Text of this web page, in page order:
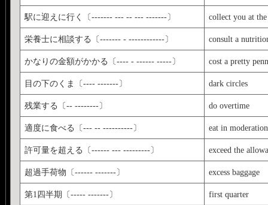
駅に迎えに行く〔------- --- -- --- -------〕 collect you at
栄養士に相談する〔------- - ------------〕 consult a
かなりの金額がかかる〔---- - ------ -----〕 cost a pretty
目の下のくま〔---- -------〕 dark circles
残業する〔-- --------〕 do overtime
適度に食べる〔--- -- ----------〕 eat in moderation
許可量を超える〔------ --- ---------〕 exceed the
超過手荷物〔------ -------〕 excess baggage
第1四半期〔----- -------〕 first quarter